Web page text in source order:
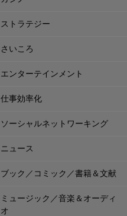
ストラテジー
さいころ
エンターテインメント
仕事効率化
ソーシャルネットワーキング
ニュース
ブック／コミック／書籍＆文献
ミュージック／音楽＆オーディ
オ